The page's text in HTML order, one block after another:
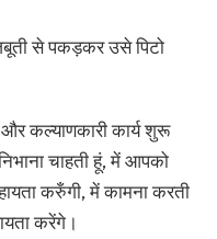
से पकड़कर उसे पिटो
कल्याणकारी कार्य शुरू
चाहती हूं, में आपको
करुँगी, में कामना करती
करेंगे।